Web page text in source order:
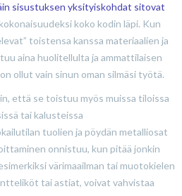
sisustuksen yksityiskohdat sitovat
koko kodin läpi. Kun
toistensa kanssa materiaalien ja
aina huolitellulta ja ammattilaisen
ollut vain sinun oman silmäsi työtä.
että se toistuu myös muissa tiloissa
tai kalusteissa
tuolien ja pöydän metalliosat
onnistuu, kun pitää jonkin
värimaailman tai muotokielen
tai astiat, voivat vahvistaa